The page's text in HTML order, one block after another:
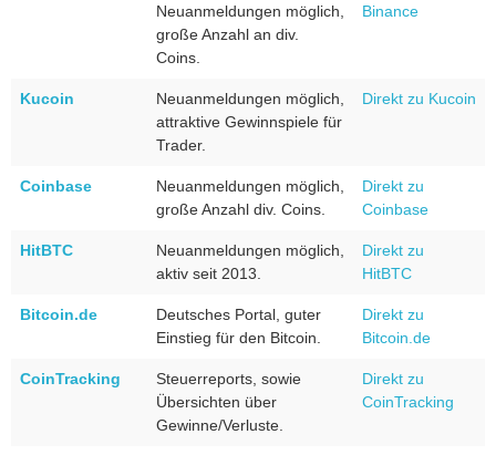
Neuanmeldungen möglich,
große Anzahl an div.
Coins.
Binance
Kucoin
Neuanmeldungen möglich,
attraktive Gewinnspiele für
Trader.
Direkt zu Kucoin
Coinbase
Neuanmeldungen möglich,
große Anzahl div. Coins.
Direkt zu
Coinbase
HitBTC
Neuanmeldungen möglich,
aktiv seit 2013.
Direkt zu
HitBTC
Bitcoin.de
Deutsches Portal, guter
Einstieg für den Bitcoin.
Direkt zu
Bitcoin.de
CoinTracking
Steuerreports, sowie
Übersichten über
Gewinne/Verluste.
Direkt zu
CoinTracking